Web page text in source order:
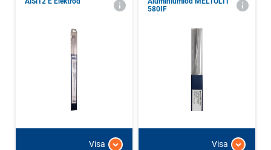
Visa
580IF
Visa